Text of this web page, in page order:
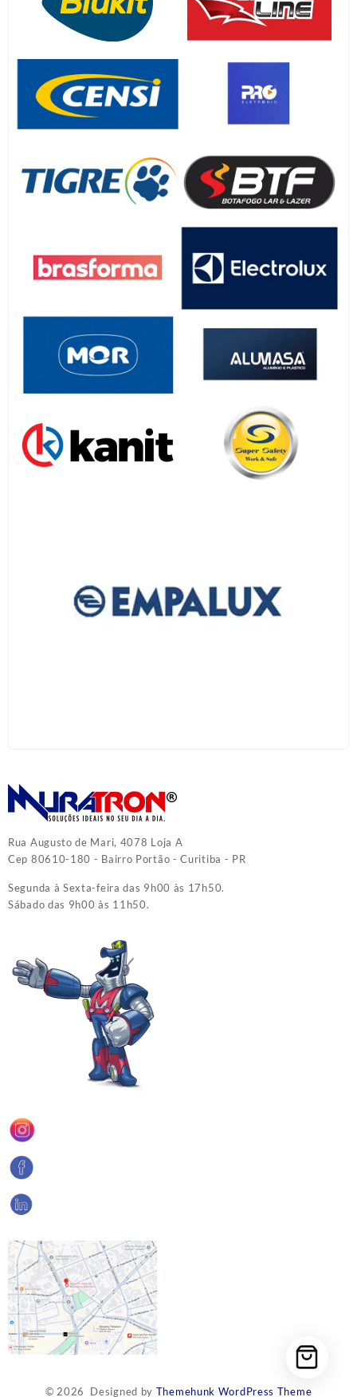
Rua Augusto de Mari, 4078 Loja A
Cep 80610-180 - Bairro Portão - Curitiba - PR
Segunda à Sexta-feira das 9h00 às 17h50.
Sábado das 9h00 às 11h50.
© 2026 Designed by Themehunk WordPress Theme